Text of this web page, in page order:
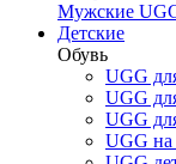
Мужские
Детские
Обувь
UGG
UGG
UGG
UGG